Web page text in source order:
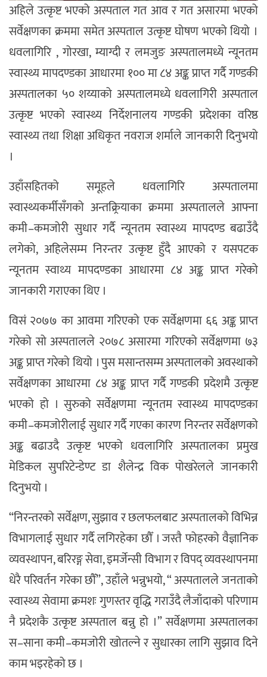
अहिले उत्कृष्ट भएको अस्पताल गत आव र गत असारमा भएको
सर्वेक्षणका क्रममा समेत अस्पताल उत्कृष्ट घोषण भएको थियो ।
धवलागिरि , गोरखा, म्याग्दी र लमजुङ अस्पतालमध्ये न्यूनतम
स्वास्थ्य मापदण्डका आधारमा १०० मा ८४ अङ्क प्राप्त गर्दै गण्डकी
अस्पतालका ५० शय्याको अस्पतालमध्ये धवलागिरी अस्पताल
उत्कृष्ट भएको स्वास्थ्य निर्देशनालय गण्डकी प्रदेशका वरिष्ठ
स्वास्थ्य तथा शिक्षा अधिकृत नवराज शर्माले जानकारी दिनुभयो
।
उहाँसहितको समूहले धवलागिरि अस्पतालमा
स्वास्थ्यकर्मीसँगको अन्तक्र्रियाका क्रममा अस्पतालले आफ्ना
कमी–कमजोरी सुधार गर्दै न्यूनतम स्वास्थ्य मापदण्ड बढाउँदै
लगेको, अहिलेसम्म निरन्तर उत्कृष्ट हुँदै आएको र यसपटक
न्यूनतम स्वाथ्य मापदण्डका आधारमा ८४ अङ्क प्राप्त गरेको
जानकारी गराएका थिए ।
विसं २०७७ का आवमा गरिएको एक सर्वेक्षणमा ६६ अङ्क प्राप्त
गरेको सो अस्पतालले २०७८ असारमा गरिएको सर्वेक्षणमा ७३
अङ्क प्राप्त गरेको थियो । पुस मसान्तसम्म अस्पतालको अवस्थाको
सर्वेक्षणका आधारमा ८४ अङ्क प्राप्त गर्दै गण्डकी प्रदेशमै उत्कृष्ट
भएको हो । सुरुको सर्वेक्षणमा न्यूनतम स्वास्थ्य मापदण्डका
कमी–कमजोरीलाई सुधार गर्दै गएका कारण निरन्तर सर्वेक्षणको
अङ्क बढाउदै उत्कृष्ट भएको धवलागिरि अस्पतालका प्रमुख
मेडिकल सुपरिटेन्डेण्ट डा शैलेन्द्र विक पोखरेलले जानकारी
दिनुभयो ।
“निरन्तरको सर्वेक्षण, सुझाव र छलफलबाट अस्पतालको विभिन्न
विभागलाई सुधार गर्दै लगिरहेका छौँ । जस्तै फोहरको वैज्ञानिक
व्यवस्थापन, बरिरङ्ग सेवा, इमर्जेन्सी विभाग र विपद् व्यवस्थापनमा
धेरै परिवर्तन गरेका छौँ”, उहाँले भन्नुभयो, “ अस्पतालले जनताको
स्वास्थ्य सेवामा क्रमशः गुणस्तर वृद्धि गराउँदै लैजाँदाको परिणाम
नै प्रदेशकै उत्कृष्ट अस्पताल बन्नु हो ।” सर्वेक्षणमा अस्पतालका
स–साना कमी–कमजोरी खोतल्ने र सुधारका लागि सुझाव दिने
काम भइरहेको छ ।